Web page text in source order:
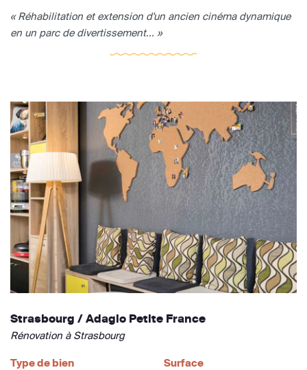
« Réhabilitation et extension d'un ancien cinéma dynamique
en un parc de divertissement... »
Strasbourg / Adagio Petite France
Rénovation à Strasbourg
Type de bien
Surface